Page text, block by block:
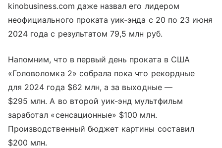
kinobusiness.com даже назвал его лидером
неофициального проката уик-энда с 20 по 23 июня
2024 года с результатом 79,5 млн руб.
Напомним, что в первый день проката в США
«Головоломка 2» собрала пока что рекордные
для 2024 года $62 млн, а за выходные —
$295 млн. А во второй уик-энд мультфильм
заработал «сенсационные» $100 млн.
Производственный бюджет картины составил
$200 млн.